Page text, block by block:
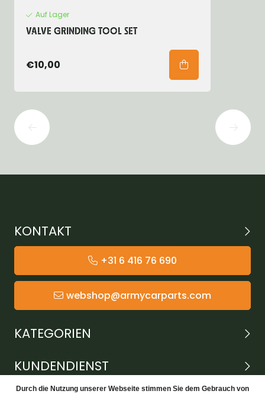
Auf Lager
VALVE GRINDING TOOL SET
€10,00
KONTAKT
+31 6 416 76 690
webshop@armycarparts.com
KATEGORIEN
KUNDENDIENST
Durch die Nutzung unserer Webseite stimmen Sie dem Gebrauch von